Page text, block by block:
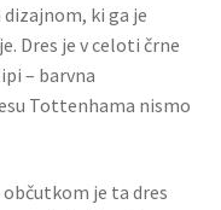
ki ga je
Dres je v celoti črne
– barvna
Tottenhama nismo
je ta dres